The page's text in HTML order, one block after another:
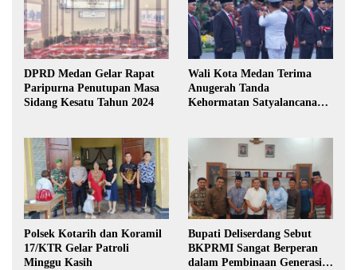
DPRD Medan Gelar Rapat
Paripurna Penutupan Masa
Sidang Kesatu Tahun 2024
Wali Kota Medan Terima
Anugerah Tanda
Kehormatan Satyalancana
Polsek Kotarih dan Koramil
17/KTR Gelar Patroli
Minggu Kasih
Bupati Deliserdang Sebut
BKPRMI Sangat Berperan
dalam Pembinaan Generasi